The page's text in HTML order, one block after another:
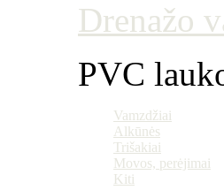
Drenažo
PVC
Vamzdžiai
Alkūnės
Trišakiai
Movos, perėjimai
Kiti